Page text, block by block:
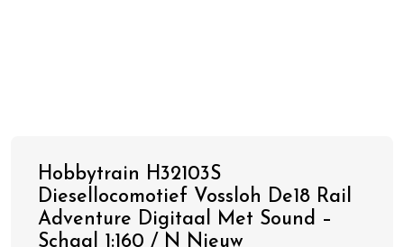
Hobbytrain H32103S
Diesellocomotief Vossloh De18 Rail
Adventure Digitaal Met Sound –
Schaal 1:160 / N Nieuw